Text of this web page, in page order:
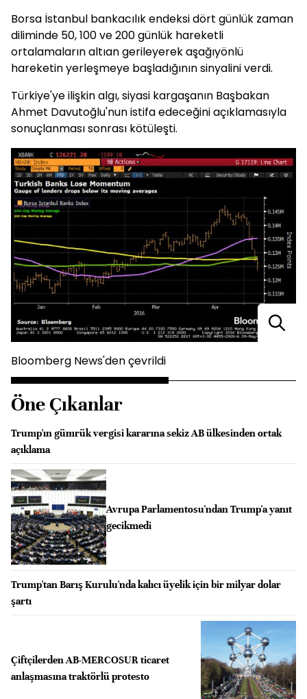
Borsa İstanbul bankacılık endeksi dört günlük zaman
diliminde 50, 100 ve 200 günlük hareketli
ortalamaların altıan gerileyerek aşağıyönlü
hareketin yerleşmeye başladığının sinyalini verdi.
Türkiye'ye ilişkin algı, siyasi kargaşanın Başbakan
Ahmet Davutoğlu'nun istifa edeceğini açıklamasıyla
sonuçlanması sonrası kötüleşti.
Bloomberg News'den çevrildi
Öne Çıkanlar
Trump'ın gümrük vergisi kararına sekiz AB ülkesinden ortak
açıklama
Avrupa Parlamentosu'ndan Trump'a yanıt
gecikmedi
Trump'tan Barış Kurulu'nda kalıcı üyelik için bir milyar dolar
şartı
Çiftçilerden AB-MERCOSUR ticaret
anlaşmasına traktörlü protesto